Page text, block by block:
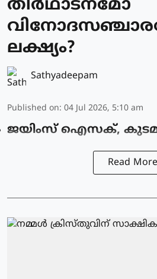
തീർഥാടനമോ
ലക്ഷ്യം?
Sathyadeepam
Published on: 04 Jul 2026, 5:10 am
ജയിംസ് ഐസക്,
Read More